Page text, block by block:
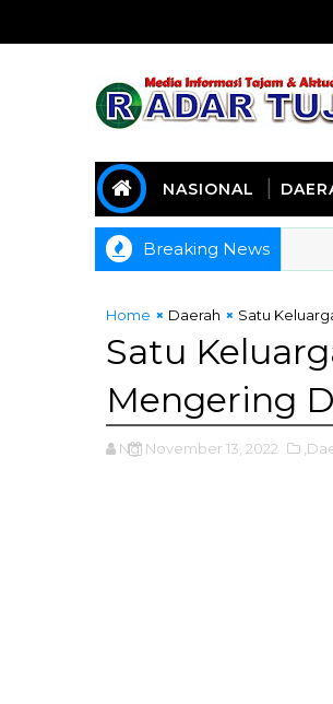
NASIONAL
Breaking News
Home Daerah Satu
Satu
Mengering
Ng November 13, 2022